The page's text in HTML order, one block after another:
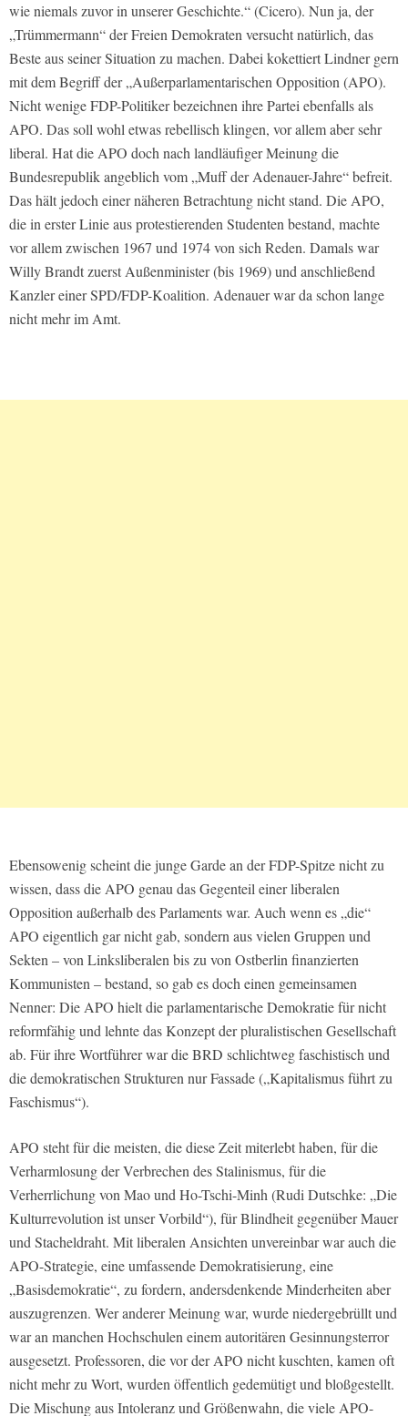
wie niemals zuvor in unserer Geschichte.“ (Cicero). Nun ja, der
„Trümmermann“ der Freien Demokraten versucht natürlich, das
Beste aus seiner Situation zu machen. Dabei kokettiert Lindner gern
mit dem Begriff der „Außerparlamentarischen Opposition (APO).
Nicht wenige FDP-Politiker bezeichnen ihre Partei ebenfalls als
APO. Das soll wohl etwas rebellisch klingen, vor allem aber sehr
liberal. Hat die APO doch nach landläufiger Meinung die
Bundesrepublik angeblich vom „Muff der Adenauer-Jahre“ befreit.
Das hält jedoch einer näheren Betrachtung nicht stand. Die APO,
die in erster Linie aus protestierenden Studenten bestand, machte
vor allem zwischen 1967 und 1974 von sich Reden. Damals war
Willy Brandt zuerst Außenminister (bis 1969) und anschließend
Kanzler einer SPD/FDP-Koalition. Adenauer war da schon lange
nicht mehr im Amt.
Ebensowenig scheint die junge Garde an der FDP-Spitze nicht zu
wissen, dass die APO genau das Gegenteil einer liberalen
Opposition außerhalb des Parlaments war. Auch wenn es „die“
APO eigentlich gar nicht gab, sondern aus vielen Gruppen und
Sekten – von Linksliberalen bis zu von Ostberlin finanzierten
Kommunisten – bestand, so gab es doch einen gemeinsamen
Nenner: Die APO hielt die parlamentarische Demokratie für nicht
reformfähig und lehnte das Konzept der pluralistischen Gesellschaft
ab. Für ihre Wortführer war die BRD schlichtweg faschistisch und
die demokratischen Strukturen nur Fassade („Kapitalismus führt zu
Faschismus“).
APO steht für die meisten, die diese Zeit miterlebt haben, für die
Verharmlosung der Verbrechen des Stalinismus, für die
Verherrlichung von Mao und Ho-Tschi-Minh (Rudi Dutschke: „Die
Kulturrevolution ist unser Vorbild“), für Blindheit gegenüber Mauer
und Stacheldraht. Mit liberalen Ansichten unvereinbar war auch die
APO-Strategie, eine umfassende Demokratisierung, eine
„Basisdemokratie“, zu fordern, andersdenkende Minderheiten aber
auszugrenzen. Wer anderer Meinung war, wurde niedergebrüllt und
war an manchen Hochschulen einem autoritären Gesinnungsterror
ausgesetzt. Professoren, die vor der APO nicht kuschten, kamen oft
nicht mehr zu Wort, wurden öffentlich gedemütigt und bloßgestellt.
Die Mischung aus Intoleranz und Größenwahn, die viele APO-